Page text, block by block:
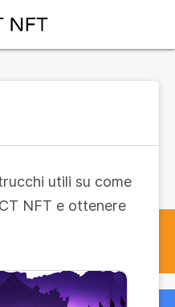
utili su come
NFT e ottenere